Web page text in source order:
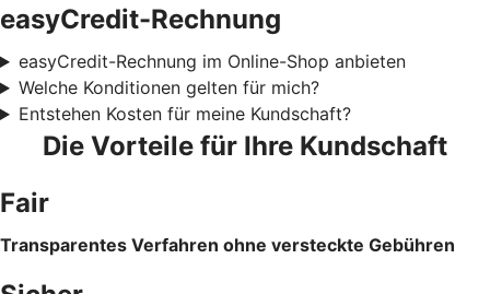
easyCredit-Rechnung
easyCredit-Rechnung im Online-Shop anbieten
Welche Konditionen gelten für mich?
Entstehen Kosten für meine Kundschaft?
Die Vorteile für Ihre Kundschaft
Fair
Transparentes Verfahren ohne versteckte Gebühren